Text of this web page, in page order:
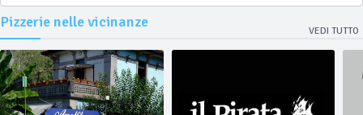
Pizzerie nelle vicinanze
VEDI TUTTO